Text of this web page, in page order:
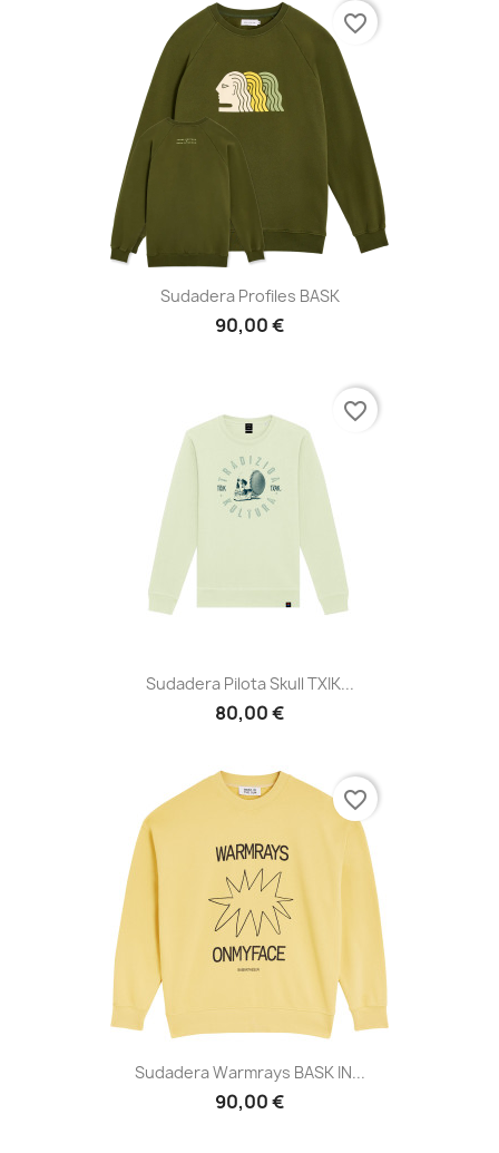
Sudadera Profiles BASK
90,00 €
favorite_border
Sudadera Pilota Skull TXIK...
80,00 €
favorite_border
Sudadera Warmrays BASK IN...
90,00 €
favorite_border